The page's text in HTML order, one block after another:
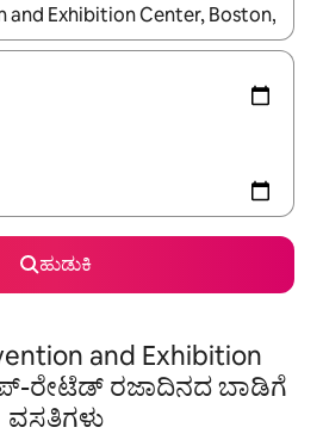
ಅಪ್ ಮತ್ತು ಡೌನ್ ಬಾಣದ ಕೀಲಿಗಳೊಂದಿಗೆ
ಹುಡುಕಿ
and Exhibition
ರೇಟೆಡ್ ರಜಾದಿನದ ಬಾಡಿಗೆ
ವಸತಿಗಳು